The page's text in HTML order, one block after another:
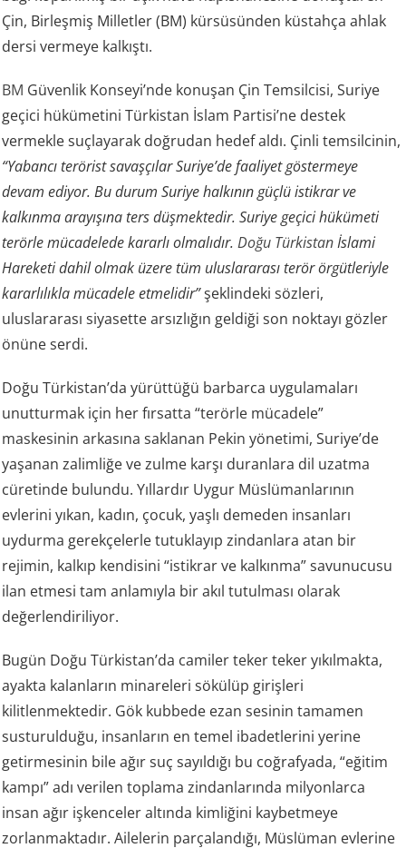
Çin, Birleşmiş Milletler (BM) kürsüsünden küstahça ahlak
dersi vermeye kalkıştı.
BM Güvenlik Konseyi’nde konuşan Çin Temsilcisi, Suriye
geçici hükümetini Türkistan İslam Partisi’ne destek
vermekle suçlayarak doğrudan hedef aldı. Çinli temsilcinin,
“Yabancı terörist savaşçılar Suriye’de faaliyet göstermeye
devam ediyor. Bu durum Suriye halkının güçlü istikrar ve
kalkınma arayışına ters düşmektedir. Suriye geçici hükümeti
terörle mücadelede kararlı olmalıdır.Doğu Türkistanİslami
Hareketi dahil olmak üzere tüm uluslararası terör örgütleriyle
kararlılıkla mücadele etmelidir”şeklindeki sözleri,
uluslararası siyasette arsızlığın geldiği son noktayı gözler
önüne serdi.
Doğu Türkistan’da yürüttüğü barbarca uygulamaları
unutturmak için her fırsatta “terörle mücadele”
maskesinin arkasına saklanan Pekin yönetimi, Suriye’de
yaşanan zalimliğe ve zulme karşı duranlara dil uzatma
cüretinde bulundu. Yıllardır Uygur Müslümanlarının
evlerini yıkan, kadın, çocuk, yaşlı demeden insanları
uydurma gerekçelerle tutuklayıp zindanlara atan bir
rejimin, kalkıp kendisini “istikrar ve kalkınma” savunucusu
ilan etmesi tam anlamıyla bir akıl tutulması olarak
değerlendiriliyor.
Bugün Doğu Türkistan’da camiler teker teker yıkılmakta,
ayakta kalanların minareleri sökülüp girişleri
kilitlenmektedir. Gök kubbede ezan sesinin tamamen
susturulduğu, insanların en temel ibadetlerini yerine
getirmesinin bile ağır suç sayıldığı bu coğrafyada, “eğitim
kampı” adı verilen toplama zindanlarında milyonlarca
insan ağır işkenceler altında kimliğini kaybetmeye
zorlanmaktadır. Ailelerin parçalandığı, Müslüman evlerine